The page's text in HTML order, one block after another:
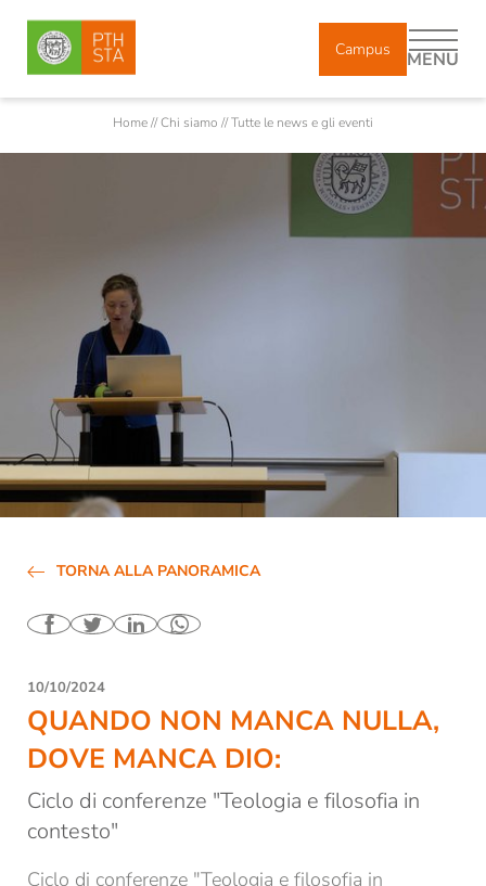
Campus MENU
Corpo docente
Docenti incaricati e ricercatori
Collaboratori
Diplomati
Storia
Biblioteca
Contatti e orari di apertura
Tutte le news e gli eventi
Studio accademico
Formazione
Ricerca
Home//Chi siamo //Tutte le news e gli eventi
TORNA ALLA PANORAMICA
10/10/2024
QUANDO NON MANCA NULLA,
DOVE MANCA DIO:
Ciclo di conferenze "Teologia e filosofia in
contesto"
Ciclo di conferenze "Teologia e filosofia in